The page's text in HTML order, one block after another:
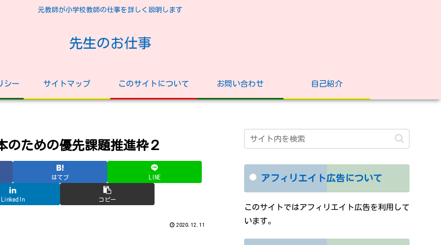
元教師が小学校教師の仕事を詳しく説明します
先生のお仕事
シー サイトマップ このサイトについて お問い合わせ 自己紹介
のための優先課題推進枠２
はてブ LINE
LinkedIn コピー
2020.12.11
アフィリエイト広告について
このサイトではアフィリエイト広告を利用して
います。